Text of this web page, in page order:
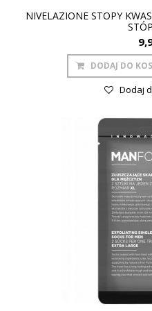
NIVELAZIONE STOPY
DODAJ DO
Dodaj